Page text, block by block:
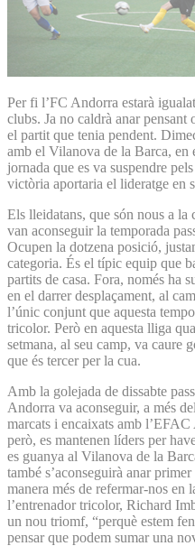
Per fi l’FC Andorra estarà
clubs. Ja no caldrà anar pensant
el partit que tenia pendent.
amb el Vilanova de la Barca, en
jornada que es va suspendre
victòria aportaria el lideratge en
Els lleidatans, que són nous a la
van aconseguir la temporada
Ocupen la dotzena posició,
categoria. És el típic equip que
partits de casa. Fora, només ha
en el darrer desplaçament, al
l’únic conjunt que aquesta
tricolor. Però en aquesta lliga
setmana, al seu camp, va caure
que és tercer per la cua.
Amb la golejada de dissabte
Andorra va aconseguir, a més
marcats i encaixats amb
però, es mantenen líders per
es guanya al Vilanova de la
també s’aconseguirà anar
manera més de refermar-nos en
l’entrenador tricolor, Richard
un nou triomf, “perquè estem
pensar que podem sumar una